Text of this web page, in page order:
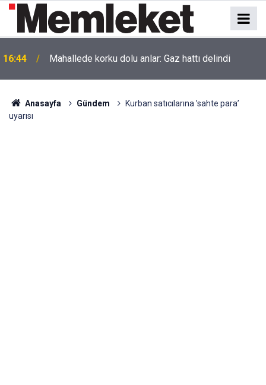
16:44 Mahallede korku dolu anlar: Gaz hattı delindi
Anasayfa Gündem
Kurban satıcılarına ’sahte para’
uyarısı